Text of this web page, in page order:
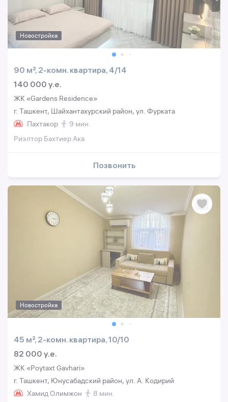
Новостройка
90 м², 2-комн. квартира, 4/14
140 000 y.e.
ЖК «Gardens Residence»
г. Ташкент, Шайхантахурский район, ул. Фурката
Пахтакор
9 мин.
Риэлтор Бахтиер Ака
Позвонить
Новостройка
45 м², 2-комн. квартира, 10/10
82 000 y.e.
ЖК «Poytaxt Gavhari»
г. Ташкент, Юнусабадский район, ул. А. Кодирий
Хамид Олимжон
8 мин.